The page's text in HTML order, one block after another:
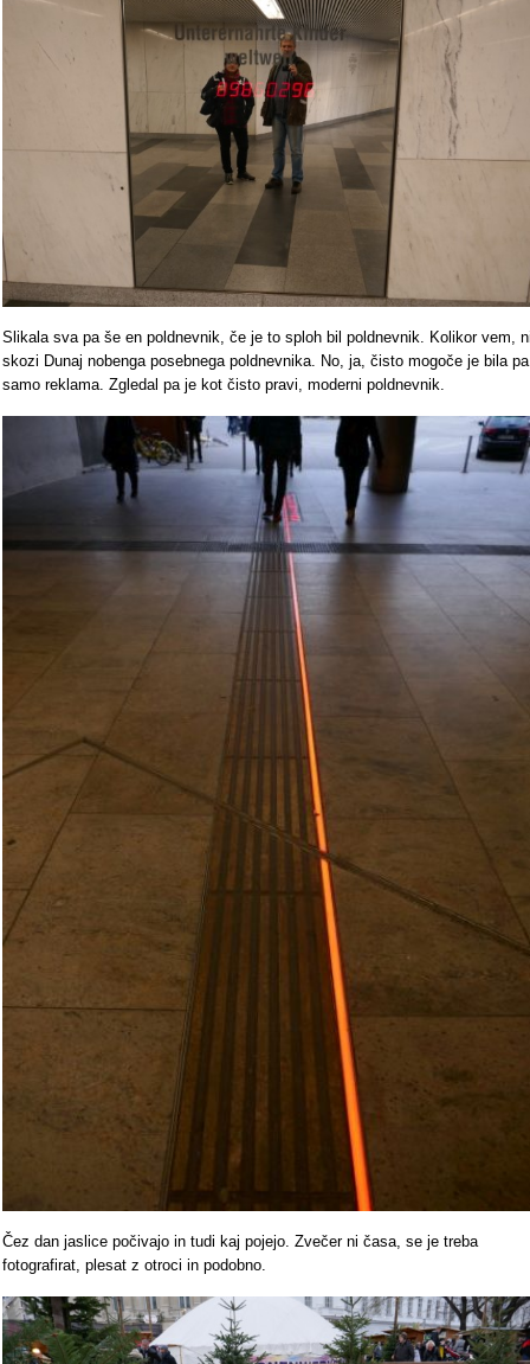
Slikala sva pa še en poldnevnik, če je to sploh bil poldnevnik. Kolikor vem,
skozi Dunaj nobenga posebnega poldnevnika. No, ja, čisto mogoče je bila pa
samo reklama. Zgledal pa je kot čisto pravi, moderni poldnevnik.
Čez dan jaslice počivajo in tudi kaj pojejo. Zvečer ni časa, se je treba
fotografirat, plesat z otroci in podobno.